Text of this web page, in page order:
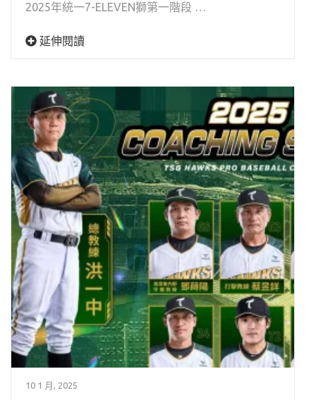
2025年統一7-ELEVEN獅第一階段 …
延伸閱讀
10 1 月, 2025